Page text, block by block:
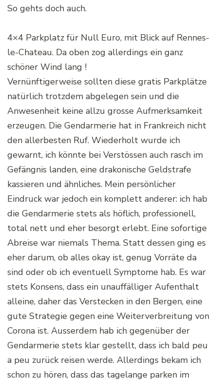
So gehts doch auch.
4×4 Parkplatz für Null Euro, mit Blick auf Rennes-
le-Chateau. Da oben zog allerdings ein ganz
schöner Wind lang !
Vernünftigerweise sollten diese gratis Parkplätze
natürlich trotzdem abgelegen sein und die
Anwesenheit keine allzu grosse Aufmerksamkeit
erzeugen. Die Gendarmerie hat in Frankreich nicht
den allerbesten Ruf. Wiederholt wurde ich
gewarnt, ich könnte bei Verstössen auch rasch im
Gefängnis landen, eine drakonische Geldstrafe
kassieren und ähnliches. Mein persönlicher
Eindruck war jedoch ein komplett anderer: ich hab
die Gendarmerie stets als höflich, professionell,
total nett und eher besorgt erlebt. Eine sofortige
Abreise war niemals Thema. Statt dessen ging es
eher darum, ob alles okay ist, genug Vorräte da
sind oder ob ich eventuell Symptome hab. Es war
stets Konsens, dass ein unauffälliger Aufenthalt
alleine, daher das Verstecken in den Bergen, eine
gute Strategie gegen eine Weiterverbreitung von
Corona ist. Ausserdem hab ich gegenüber der
Gendarmerie stets klar gestellt, dass ich bald peu
a peu zurück reisen werde. Allerdings bekam ich
schon zu hören, dass das tagelange parken im